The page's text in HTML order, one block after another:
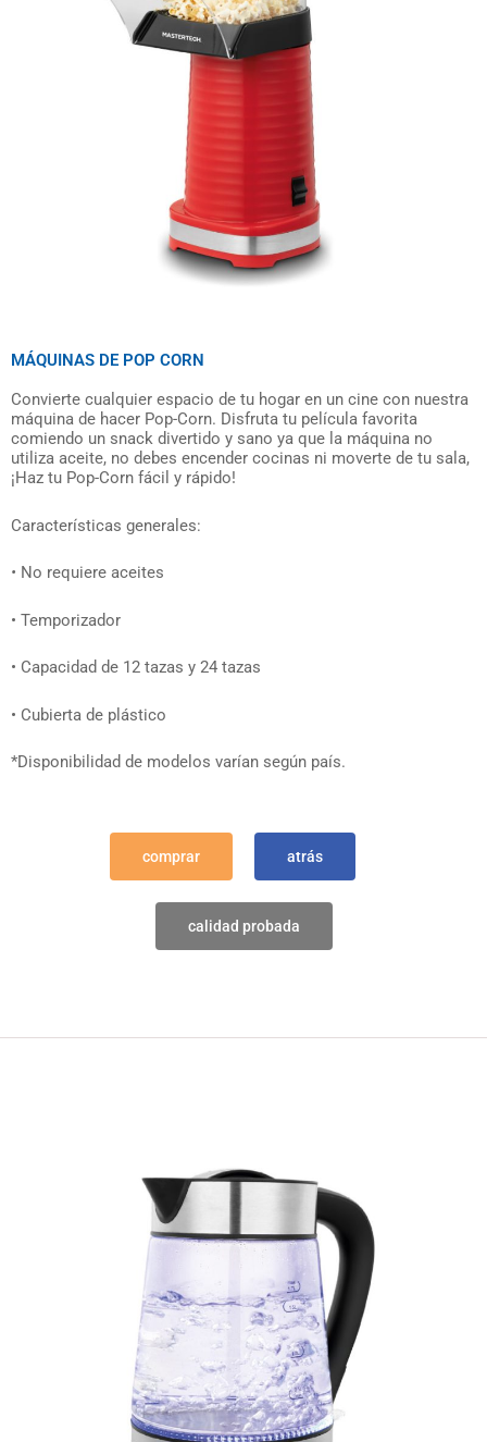
MÁQUINAS DE POP CORN
Convierte cualquier espacio de tu hogar en un cine con nuestra
máquina de hacer Pop-Corn. Disfruta tu película favorita
comiendo un snack divertido y sano ya que la máquina no
utiliza aceite, no debes encender cocinas ni moverte de tu sala,
¡Haz tu Pop-Corn fácil y rápido!
Características generales:
• No requiere aceites
• Temporizador
• Capacidad de 12 tazas y 24 tazas
• Cubierta de plástico
*Disponibilidad de modelos varían según país.
comprar atrás
calidad probada